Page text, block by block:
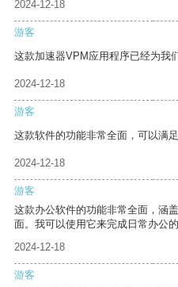
2024-12-18
游客
这款加速器VPM应用程序已经为我
2024-12-18
游客
这款软件的功能非常全面，可以满足
2024-12-18
游客
这款办公软件的功能非常全面，涵
面。我可以使用它来完成日常办公
2024-12-18
游客